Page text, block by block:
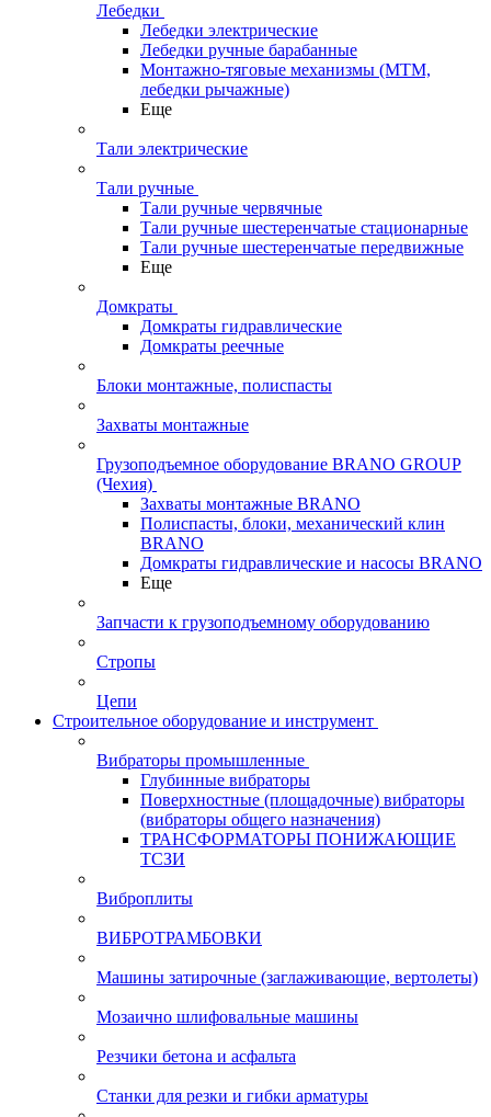
Лебедки
Лебедки электрические
Лебедки ручные барабанные
Монтажно-тяговые механизмы (МТМ,
лебедки рычажные)
Еще
Тали электрические
Тали ручные
Тали ручные червячные
Тали ручные шестеренчатые стационарные
Тали ручные шестеренчатые передвижные
Еще
Домкраты
Домкраты гидравлические
Домкраты реечные
Блоки монтажные, полиспасты
Захваты монтажные
Грузоподъемное оборудование BRANO GROUP
(Чехия)
Захваты монтажные BRANO
Полиспасты, блоки, механический клин
BRANO
Домкраты гидравлические и насосы BRANO
Еще
Запчасти к грузоподъемному оборудованию
Стропы
Цепи
Строительное оборудование и инструмент
Вибраторы промышленные
Глубинные вибраторы
Поверхностные (площадочные) вибраторы
(вибраторы общего назначения)
ТРАНСФОРМАТОРЫ ПОНИЖАЮЩИЕ
ТСЗИ
Виброплиты
ВИБРОТРАМБОВКИ
Машины затирочные (заглаживающие, вертолеты)
Мозаично шлифовальные машины
Резчики бетона и асфальта
Станки для резки и гибки арматуры